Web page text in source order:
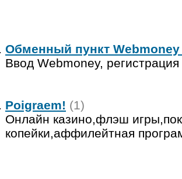
Обменный пункт Webmoney
Ввод Webmoney,
Poigraem! (1)
Онлайн казино,флэш
копейки,аффилейтная